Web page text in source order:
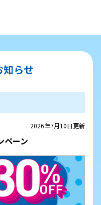
知らせ
2026年7月10日更新
ペーン